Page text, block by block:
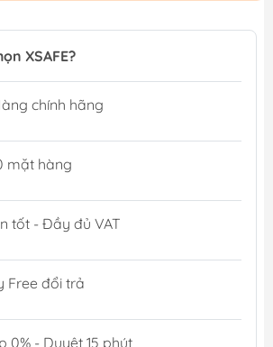
XSAFE?
chính hãng
mặt hàng
tốt - Đầy đủ VAT
Free đổi trả
0% - Duyệt 15 phút